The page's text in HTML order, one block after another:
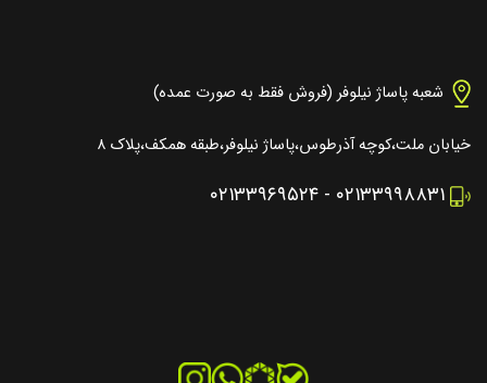
شعبه پاساژ نیلوفر (فروش فقط به صورت عمده)
خیابان ملت،کوچه آذرطوس،پاساژ نیلوفر،طبقه همکف،پلاک ۸
۰۲۱۳۳۹۹۸۸۳۱ - ۰۲۱۳۳۹۶۹۵۲۴